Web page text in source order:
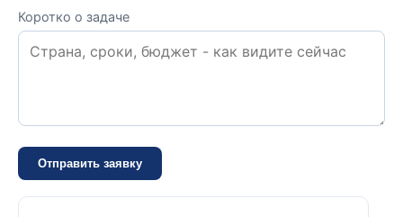
Коротко о задаче
Отправить заявку